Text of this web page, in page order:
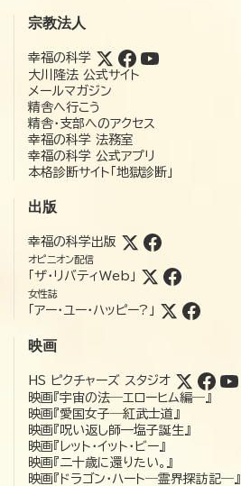
宗教法人
幸福の科学
大川隆法 公式サイト
メールマガジン
精舎へ行こう
精舎・支部へのアクセス
幸福の科学 法務室
幸福の科学 公式アプリ
本格診断サイト「地獄診断」
出版
幸福の科学出版
オピニオン配信
「ザ・リバティWeb」
女性誌
「アー・ユー・ハッピー?」
映画
HS ピクチャーズ スタジオ
映画『宇宙の法―エローヒム編―』
映画『愛国女子―紅武士道』
映画『呪い返し師—塩子誕生』
映画『レット・イット・ビー』
映画『二十歳に還りたい。』
映画『ドラゴン・ハート―霊界探訪記―』